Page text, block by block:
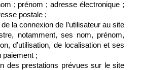
; prénom ; adresse électronique ;
postale ;
de la connexion de l’utilisateur au site
notamment, ses nom, prénom,
d’utilisation, de localisation et ses
paiement ;
des prestations prévues sur le site